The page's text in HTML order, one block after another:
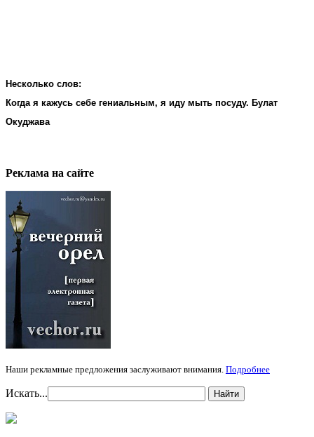
Несколько слов:
Когда я кажусь себе гениальным, я иду мыть посуду. Булат
Окуджава
Реклама на cайте
Наши рекламные предложения заслуживают внимания. Подробнее
Искать... Найти